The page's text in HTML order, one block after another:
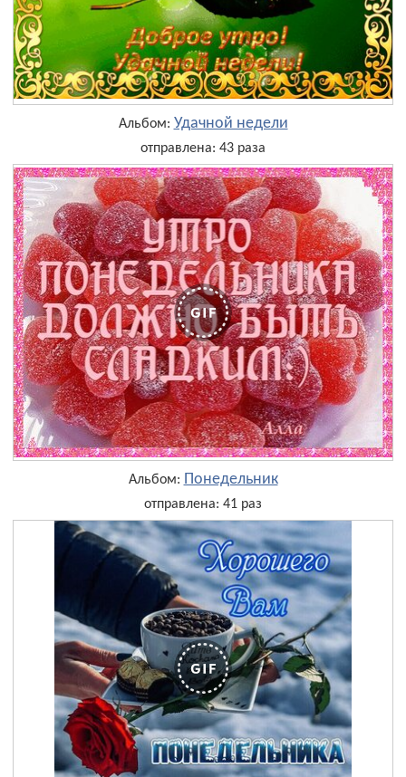
Альбом: Удачной недели
отправлена: 43 раза
Альбом: Понедельник
отправлена: 41 раз